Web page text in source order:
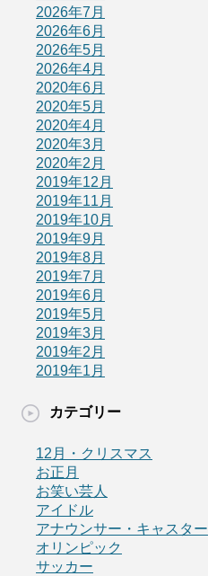
2026年7月
2026年6月
2026年5月
2026年4月
2020年6月
2020年5月
2020年4月
2020年3月
2020年2月
2019年12月
2019年11月
2019年10月
2019年9月
2019年8月
2019年7月
2019年6月
2019年5月
2019年3月
2019年2月
2019年1月
カテゴリー
12月・クリスマス
お正月
お笑い芸人
アイドル
アナウンサー・キャスター
オリンピック
サッカー